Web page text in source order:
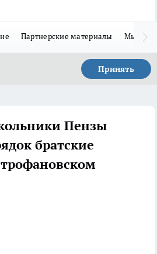
Партнерские материалы Мы в
Принять
Пензы
братские